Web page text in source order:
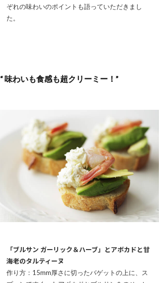
ぞれの味わいのポイントも語っていただきまし
た。
“ 味わいも食感も超クリーミー！”
「ブルサン ガーリック＆ハーブ」とアボカドと甘
海老のタルティーヌ
作り方：15mm厚さに切ったバゲットの上に、ス